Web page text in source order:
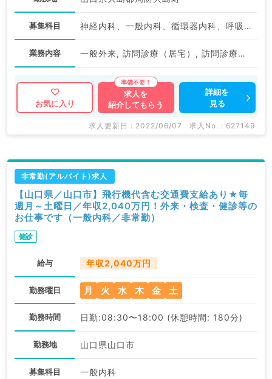
募集科目 神経内科、一般内科、循環器内科、呼吸器内科、消化器内科、腎臓内科、老年内科、血液内科、外科系全般、一般外科
業務内容 一般外来, 訪問診療（居宅）, 訪問診療（施設）
お気に入り
求人を
紹介してもらう
詳細を
見る
求人更新日 : 2022/06/07 求人No. : 627149
非常勤(アルバイト)求人
【山口県／山口市】飛行機代含む交通費支給あり★毎
週月～土曜日／年収2,040万円！外来・検査・健診等の
お仕事です（一般内科／非常勤）
健診
給与 年収2,040万円
勤務曜日 月 火 水 木 金 土
勤務時間 日勤:08:30〜18:00 (休憩時間: 180分)
勤務地 山口県山口市
募集科目 一般内科